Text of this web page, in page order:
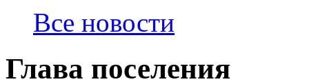
Все новости
Глава поселения